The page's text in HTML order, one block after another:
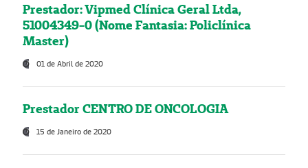
Prestador: Vipmed Clínica Geral Ltda,
51004349-0 (Nome Fantasia: Policlínica
Master)
01 de Abril de 2020
Prestador CENTRO DE ONCOLOGIA
15 de Janeiro de 2020